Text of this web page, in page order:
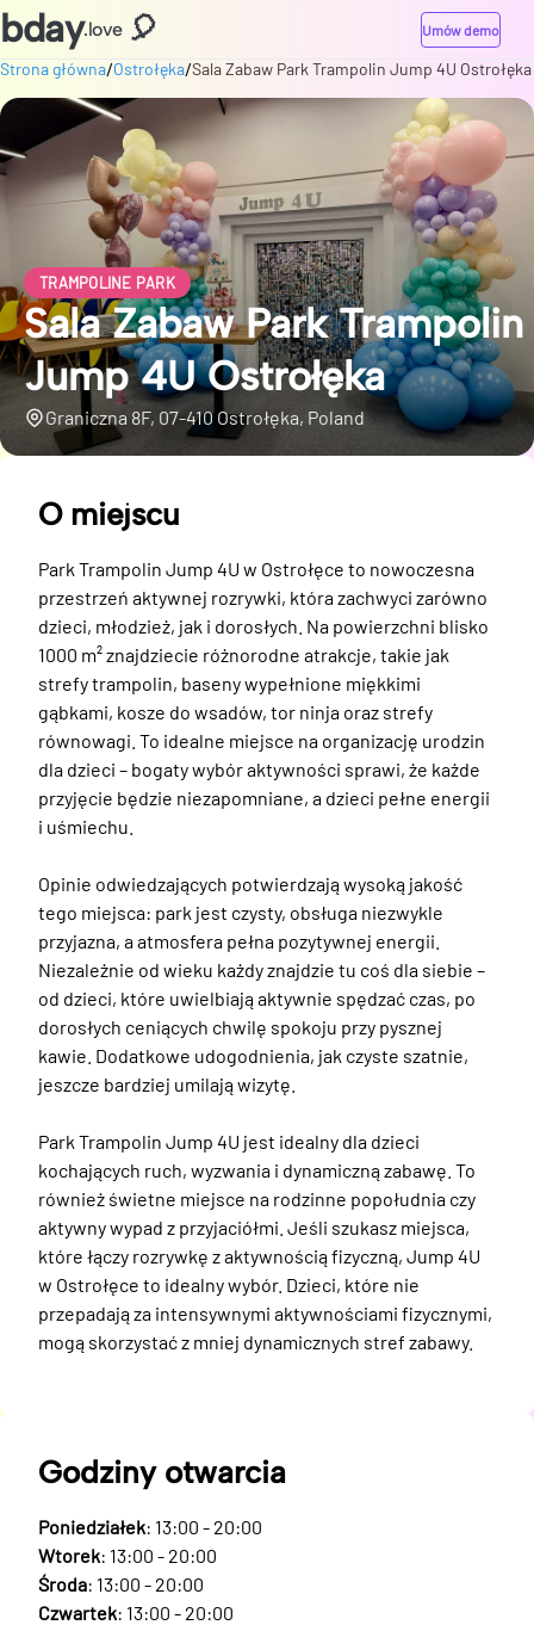
bday.love 🎈 Umów demo
Strona główna/Ostrołęka/Sala Zabaw Park Trampolin Jump 4U Ostrołęka
TRAMPOLINE PARK
Sala Zabaw Park Trampolin
Jump 4U Ostrołęka
Graniczna 8F, 07-410 Ostrołęka, Poland
O miejscu
Park Trampolin Jump 4U w Ostrołęce to nowoczesna
przestrzeń aktywnej rozrywki, która zachwyci zarówno
dzieci, młodzież, jak i dorosłych. Na powierzchni blisko
1000 m² znajdziecie różnorodne atrakcje, takie jak
strefy trampolin, baseny wypełnione miękkimi
gąbkami, kosze do wsadów, tor ninja oraz strefy
równowagi. To idealne miejsce na organizację urodzin
dla dzieci – bogaty wybór aktywności sprawi, że każde
przyjęcie będzie niezapomniane, a dzieci pełne energii
i uśmiechu.
Opinie odwiedzających potwierdzają wysoką jakość
tego miejsca: park jest czysty, obsługa niezwykle
przyjazna, a atmosfera pełna pozytywnej energii.
Niezależnie od wieku każdy znajdzie tu coś dla siebie –
od dzieci, które uwielbiają aktywnie spędzać czas, po
dorosłych ceniących chwilę spokoju przy pysznej
kawie. Dodatkowe udogodnienia, jak czyste szatnie,
jeszcze bardziej umilają wizytę.
Park Trampolin Jump 4U jest idealny dla dzieci
kochających ruch, wyzwania i dynamiczną zabawę. To
również świetne miejsce na rodzinne popołudnia czy
aktywny wypad z przyjaciółmi. Jeśli szukasz miejsca,
które łączy rozrywkę z aktywnością fizyczną, Jump 4U
w Ostrołęce to idealny wybór. Dzieci, które nie
przepadają za intensywnymi aktywnościami fizycznymi,
mogą skorzystać z mniej dynamicznych stref zabawy.
Godziny otwarcia
Poniedziałek: 13:00 - 20:00
Wtorek: 13:00 - 20:00
Środa: 13:00 - 20:00
Czwartek: 13:00 - 20:00